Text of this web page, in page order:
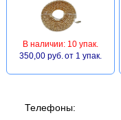
В наличии: 10 упак.
350,00 руб. от 1 упак.
Телефоны: